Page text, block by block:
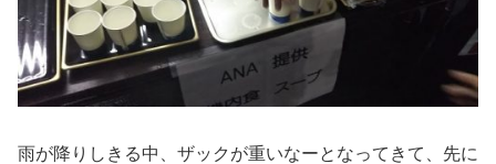
雨が降りしきる中、ザックが重いなーとなってきて、先に